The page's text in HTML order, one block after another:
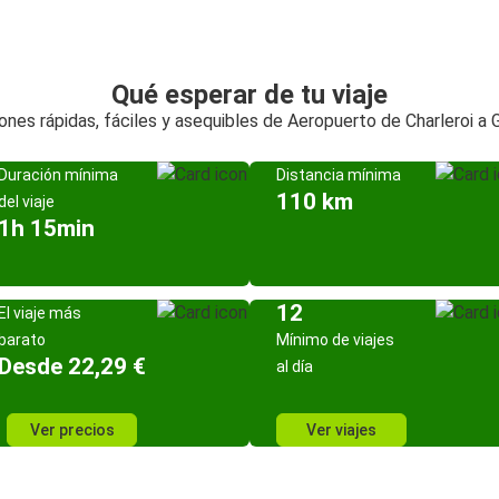
Qué esperar de tu viaje
rápidas, fáciles y asequibles de Aeropuerto de Charleroi a
mínima
viaje
15min
Distancia mínima
110 km
viaje más
22,29 €
Ver precios
12
Mínimo de viajes
al día
Ver viajes